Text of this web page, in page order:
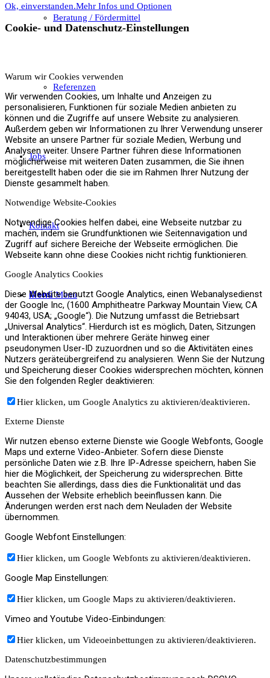
Beratung / Fördermittel
Referenzen
Jobs
Kontakt
Menü Menü
Ok, einverstanden.Mehr Infos und Optionen
Cookie- und Datenschutz-Einstellungen
Warum wir Cookies verwenden
Wir verwenden Cookies, um Inhalte und Anzeigen zu
personalisieren, Funktionen für soziale Medien anbieten zu
können und die Zugriffe auf unsere Website zu analysieren.
Außerdem geben wir Informationen zu Ihrer Verwendung unserer
Website an unsere Partner für soziale Medien, Werbung und
Analysen weiter. Unsere Partner führen diese Informationen
möglicherweise mit weiteren Daten zusammen, die Sie ihnen
bereitgestellt haben oder die sie im Rahmen Ihrer Nutzung der
Dienste gesammelt haben.
Notwendige Website-Cookies
Notwendige Cookies helfen dabei, eine Webseite nutzbar zu
machen, indem sie Grundfunktionen wie Seitennavigation und
Zugriff auf sichere Bereiche der Webseite ermöglichen. Die
Webseite kann ohne diese Cookies nicht richtig funktionieren.
Google Analytics Cookies
Diese Website benutzt Google Analytics, einen Webanalysedienst
der Google Inc, (1600 Amphitheatre Parkway Mountain View, CA
94043, USA; „Google“). Die Nutzung umfasst die Betriebsart
„Universal Analytics“. Hierdurch ist es möglich, Daten, Sitzungen
und Interaktionen über mehrere Geräte hinweg einer
pseudonymen User-ID zuzuordnen und so die Aktivitäten eines
Nutzers geräteübergreifend zu analysieren. Wenn Sie der Nutzung
und Speicherung dieser Cookies widersprechen möchten, können
Sie den folgenden Regler deaktivieren:
Hier klicken, um Google Analytics zu aktivieren/deaktivieren.
Externe Dienste
Wir nutzen ebenso externe Dienste wie Google Webfonts, Google
Maps und externe Video-Anbieter. Sofern diese Dienste
persönliche Daten wie z.B. Ihre IP-Adresse speichern, haben Sie
hier die Möglichkeit, der Speicherung zu widersprechen. Bitte
beachten Sie allerdings, dass dies die Funktionalität und das
Aussehen der Website erheblich beeinflussen kann. Die
Änderungen werden erst nach dem Neuladen der Website
übernommen.
Google Webfont Einstellungen:
Hier klicken, um Google Webfonts zu aktivieren/deaktivieren.
Google Map Einstellungen:
Hier klicken, um Google Maps zu aktivieren/deaktivieren.
Vimeo and Youtube Video-Einbindungen:
Hier klicken, um Videoeinbettungen zu aktivieren/deaktivieren.
Datenschutzbestimmungen